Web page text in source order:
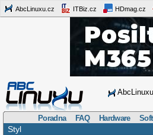
AbcLinuxu.cz ITBiz.cz HDmag.cz
AbcLinuxu
Poradna FAQ Hardware
Styl